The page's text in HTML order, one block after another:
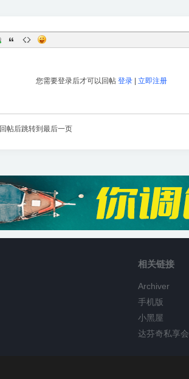
您需要登录后才可以回帖 登录| 立即注册
回帖后跳转到最后一页
相关链接
Archiver
手机版
小黑屋
达芬奇私享会